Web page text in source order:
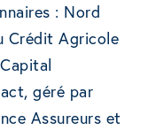
: Nord
Crédit Agricole
géré par
Assureurs et